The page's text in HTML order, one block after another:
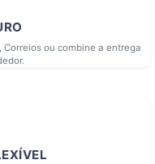
ou combine a entrega